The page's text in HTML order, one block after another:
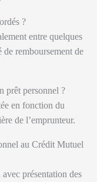
?
entre quelques
de remboursement de
prêt personnel ?
en fonction du
de l’emprunteur.
au Crédit Mutuel
présentation des